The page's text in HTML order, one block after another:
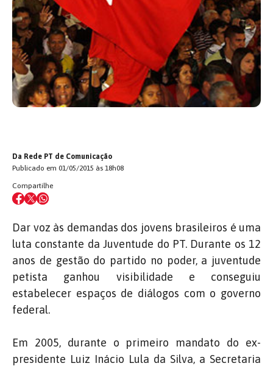
Da Rede PT de Comunicação
Publicado em 01/05/2015 às 18h08
Compartilhe
Dar voz às demandas dos jovens brasileiros é uma
luta constante da Juventude do PT. Durante os 12
anos de gestão do partido no poder, a juventude
petista ganhou visibilidade e conseguiu
estabelecer espaços de diálogos com o governo
federal.
Em 2005, durante o primeiro mandato do ex-
presidente Luiz Inácio Lula da Silva, a Secretaria